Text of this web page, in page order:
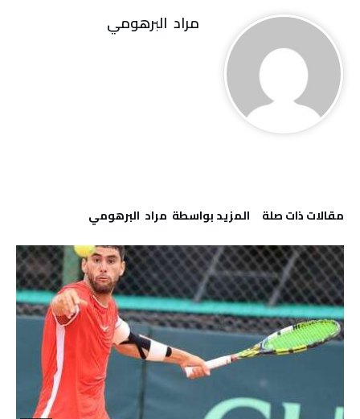
مراد‭ ‬ البرهومي
‫مقالات ذات صلة‬ ‫‫المزيد بواسطة‬ ‬ مراد‭ ‬ البرهومي